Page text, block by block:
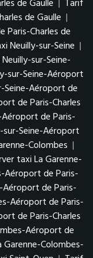
de Gaulle
Tarif
de Gaulle |
Paris-Charles de
Neuilly-sur-Seine |
sur-Seine-
sur-Seine-Aéroport
Seine-Aéroport de
de Paris-Charles
de Paris-
sur-Seine-Aéroport
Colombes |
taxi La Garenne-
Aéroport de Paris-
de Paris-
Aéroport de Paris-
de Paris-Charles
Aéroport de
Garenne-Colombes-